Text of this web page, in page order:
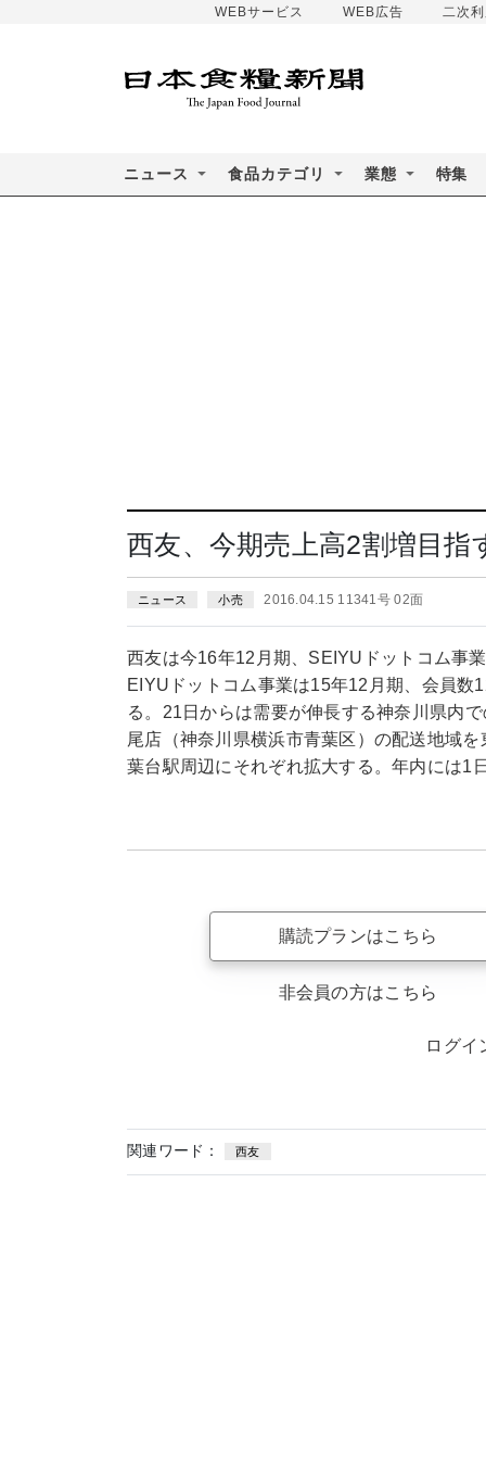
WEBサービス WEB広告 二次
ニュース 食品カテゴリ 業態 特集
西友、今期売上高2割増目
ニュース 小売 2016.04.15 11341号 02面
西友は今16年12月期、SEIYUドットコム事
EIYUドットコム事業は15年12月期、会員
る。21日からは需要が伸長する神奈川県内
尾店（神奈川県横浜市青葉区）の配送地域
葉台駅周辺にそれぞれ拡大する。年内には1
購読プランはこちら
非会員の方はこちら
ログイ
関連ワード： 西友